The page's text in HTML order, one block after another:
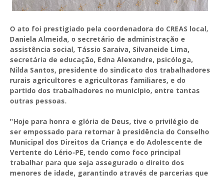
O ato foi prestigiado pela coordenadora do CREAS local,
Daniela Almeida, o secretário de administração e
assistência social, Tássio Saraiva, Silvaneide Lima,
secretária de educação, Edna Alexandre, psicóloga,
Nilda Santos, presidente do sindicato dos trabalhadores
rurais agricultores e agricultoras familiares, e do
partido dos trabalhadores no município, entre tantas
outras pessoas.
"Hoje para honra e glória de Deus, tive o privilégio de
ser empossado para retornar à presidência do Conselho
Municipal dos Direitos da Criança e do Adolescente de
Vertente do Lério-PE, tendo como foco principal
trabalhar para que seja assegurado o direito dos
menores de idade, garantindo através de parcerias que